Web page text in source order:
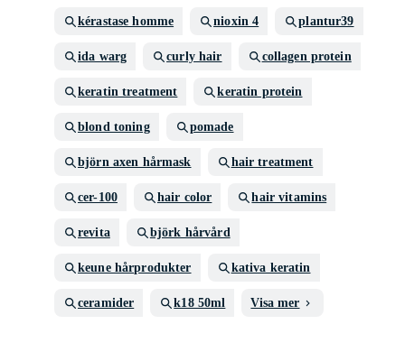
kérastase homme nioxin 4 plantur39
ida warg curly hair collagen protein
keratin treatment keratin protein
blond toning pomade
björn axen hårmask hair treatment
cer-100 hair color hair vitamins
revita björk hårvård
keune hårprodukter kativa keratin
ceramider k18 50ml Visa mer